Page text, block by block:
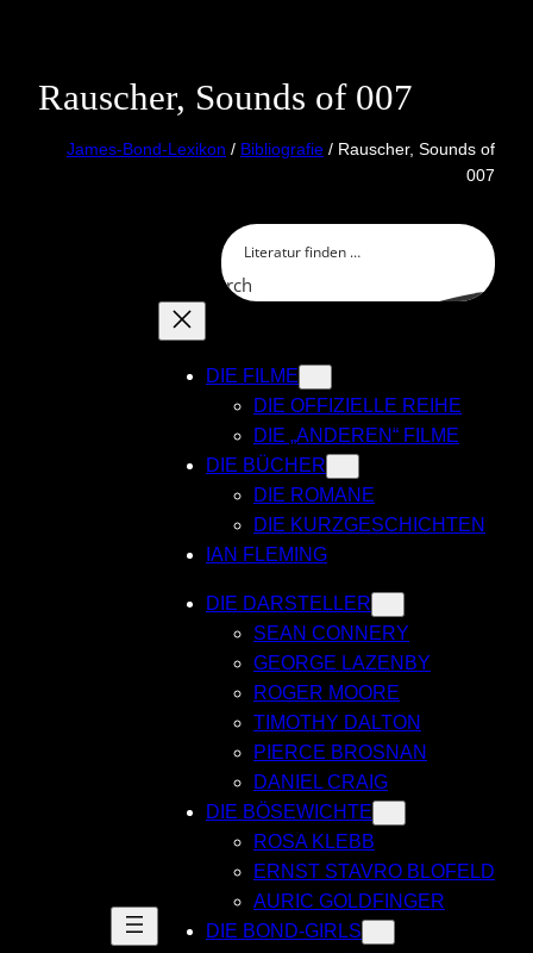
contentRauscher, Sounds of 007
James-Bond-Lexikon / Bibliografie / Rauscher, Sounds of
007
Search
DIE FILME
DIE OFFIZIELLE REIHE
DIE „ANDEREN“ FILME
DIE BÜCHER
DIE ROMANE
DIE KURZGESCHICHTEN
IAN FLEMING
DIE DARSTELLER
SEAN CONNERY
GEORGE LAZENBY
ROGER MOORE
TIMOTHY DALTON
PIERCE BROSNAN
DANIEL CRAIG
DIE BÖSEWICHTE
ROSA KLEBB
ERNST STAVRO BLOFELD
AURIC GOLDFINGER
DIE BOND-GIRLS